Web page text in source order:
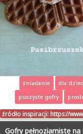
śniadanie dla
puszyste gofry
źródło inspiracji: https://
Gofry pełnoziarniste na